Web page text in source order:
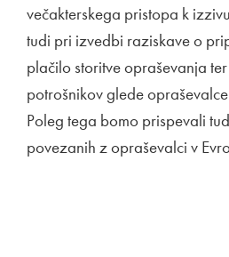
večakterskega pristopa k
tudi pri izvedbi raziskave o
plačilo storitve opraševanja
potrošnikov glede
Poleg tega bomo prispevali
povezanih z opraševalci v